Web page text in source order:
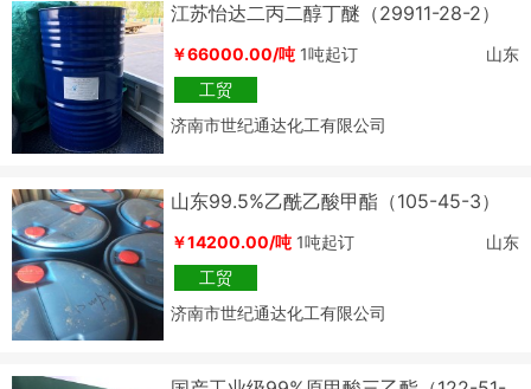
江苏怡达二丙二醇丁醚（29911-28-2）
￥66000.00/吨 1吨起订
山东
工贸
济南市世纪通达化工有限公司
山东99.5%乙酰乙酸甲酯（105-45-3）
￥14200.00/吨 1吨起订
山东
工贸
济南市世纪通达化工有限公司